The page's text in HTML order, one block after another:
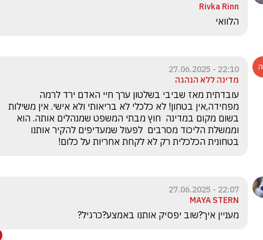
Rivka Rinn
הלוואי
22:10 - 27.06.2025
מדינה ללא הנהגה
בטחונית הכלכלית רק לא לקחת אחריות על כלום!
22:07 - 27.06.2025
MAYA STERN
מעניין איך?שוב יפסיק אותנו באמצע?כרגיל?